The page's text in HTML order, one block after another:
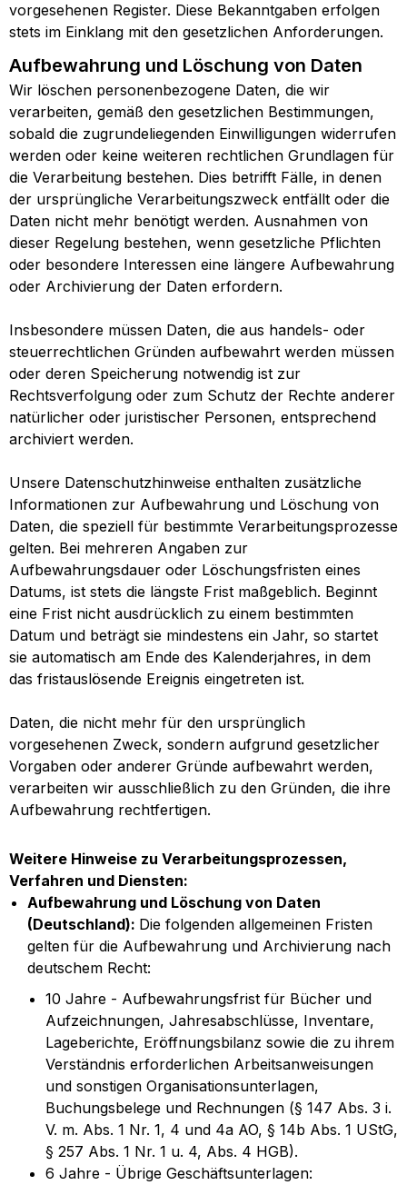
vorgesehenen Register. Diese Bekanntgaben erfolgen
stets im Einklang mit den gesetzlichen Anforderungen.
Aufbewahrung und Löschung von Daten
Wir löschen personenbezogene Daten, die wir
verarbeiten, gemäß den gesetzlichen Bestimmungen,
sobald die zugrundeliegenden Einwilligungen widerrufen
werden oder keine weiteren rechtlichen Grundlagen für
die Verarbeitung bestehen. Dies betrifft Fälle, in denen
der ursprüngliche Verarbeitungszweck entfällt oder die
Daten nicht mehr benötigt werden. Ausnahmen von
dieser Regelung bestehen, wenn gesetzliche Pflichten
oder besondere Interessen eine längere Aufbewahrung
oder Archivierung der Daten erfordern.
Insbesondere müssen Daten, die aus handels- oder
steuerrechtlichen Gründen aufbewahrt werden müssen
oder deren Speicherung notwendig ist zur
Rechtsverfolgung oder zum Schutz der Rechte anderer
natürlicher oder juristischer Personen, entsprechend
archiviert werden.
Unsere Datenschutzhinweise enthalten zusätzliche
Informationen zur Aufbewahrung und Löschung von
Daten, die speziell für bestimmte Verarbeitungsprozesse
gelten. Bei mehreren Angaben zur
Aufbewahrungsdauer oder Löschungsfristen eines
Datums, ist stets die längste Frist maßgeblich. Beginnt
eine Frist nicht ausdrücklich zu einem bestimmten
Datum und beträgt sie mindestens ein Jahr, so startet
sie automatisch am Ende des Kalenderjahres, in dem
das fristauslösende Ereignis eingetreten ist.
Daten, die nicht mehr für den ursprünglich
vorgesehenen Zweck, sondern aufgrund gesetzlicher
Vorgaben oder anderer Gründe aufbewahrt werden,
verarbeiten wir ausschließlich zu den Gründen, die ihre
Aufbewahrung rechtfertigen.
Weitere Hinweise zu Verarbeitungsprozessen,
Verfahren und Diensten:
Aufbewahrung und Löschung von Daten
(Deutschland): Die folgenden allgemeinen Fristen
gelten für die Aufbewahrung und Archivierung nach
deutschem Recht:
10 Jahre - Aufbewahrungsfrist für Bücher und
Aufzeichnungen, Jahresabschlüsse, Inventare,
Lageberichte, Eröffnungsbilanz sowie die zu ihrem
Verständnis erforderlichen Arbeitsanweisungen
und sonstigen Organisationsunterlagen,
Buchungsbelege und Rechnungen (§ 147 Abs. 3 i.
V. m. Abs. 1 Nr. 1, 4 und 4a AO, § 14b Abs. 1 UStG,
§ 257 Abs. 1 Nr. 1 u. 4, Abs. 4 HGB).
6 Jahre - Übrige Geschäftsunterlagen: